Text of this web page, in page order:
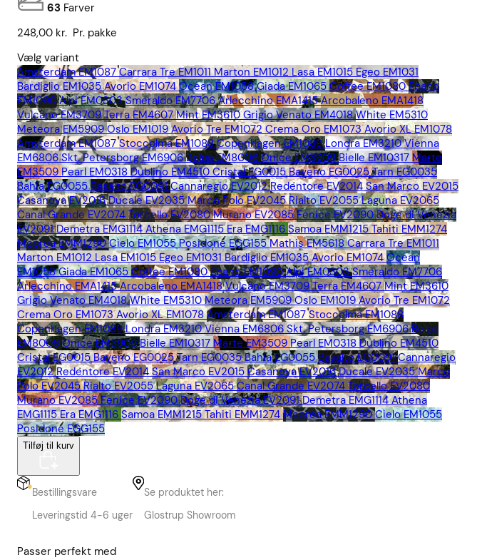
63 Farver
248,00 kr. Pr. pakke
Vælg variant
Amsterdam EM1087 Carrara Tre EM1011 Marton EM1012 Lasa EM1015 Egeo EM1031
Bardiglio EM1035 Avorio EM1074 Ocean EM1058 Giada EM1065 Coffee EM1080 Ebano
EM1090 Alpi EM0303 Smeraldo EM7706 Arlecchino EMA1415 Arcobaleno EMA1418
Vulcano EM3709 Terra EM4607 Mint EM3610 Grigio Venato EM4018 White EM5310
Meteora EM5909 Oslo EM1019 Avorio Tre EM1072 Crema Oro EM1073 Avorio XL EM1078
Amsterdam EM1087 Stoccolma EM1088 Copenhagen EM1089 Londra EM3210 Vienna
EM6806 Skt. Petersborg EM6906 Belpa EM8006 Onice EM3909 Bielle EM10317 Marte
EM3509 Pearl EM0318 Dublino EM4510 Cristal EG0015 Baveno EG0025 Tarn EG0035
Bahia EG0055 Basalto EG0091 Cannaregio EV2012 Redentore EV2014 San Marco EV2015
Casanova EV2016 Ducale EV2035 Marco Polo EV2045 Rialto EV2055 Laguna EV2065
Canal Grande EV2074 Torcello EV2080 Murano EV2085 Fenice EV2090 Doge di Venezia
EV2091 Demetra EMG1114 Athena EMG1115 Era EMG1116 Samoa EMM1215 Tahiti EMM1274
Moorea EMM1290 Cielo EM1055 Posidone EGG155 Mathis EM5618 Carrara Tre EM1011
Marton EM1012 Lasa EM1015 Egeo EM1031 Bardiglio EM1035 Avorio EM1074 Ocean
EM1058 Giada EM1065 Coffee EM1080 Ebano EM1090 Alpi EM0303 Smeraldo EM7706
Arlecchino EMA1415 Arcobaleno EMA1418 Vulcano EM3709 Terra EM4607 Mint EM3610
Grigio Venato EM4018 White EM5310 Meteora EM5909 Oslo EM1019 Avorio Tre EM1072
Crema Oro EM1073 Avorio XL EM1078 Amsterdam EM1087 Stoccolma EM1088
Copenhagen EM1089 Londra EM3210 Vienna EM6806 Skt. Petersborg EM6906 Belpa
EM8006 Onice EM3909 Bielle EM10317 Marte EM3509 Pearl EM0318 Dublino EM4510
Cristal EG0015 Baveno EG0025 Tarn EG0035 Bahia EG0055 Basalto EG0091 Cannaregio
EV2012 Redentore EV2014 San Marco EV2015 Casanova EV2016 Ducale EV2035 Marco
Polo EV2045 Rialto EV2055 Laguna EV2065 Canal Grande EV2074 Torcello EV2080
Murano EV2085 Fenice EV2090 Doge di Venezia EV2091 Demetra EMG1114 Athena
EMG1115 Era EMG1116 Samoa EMM1215 Tahiti EMM1274 Moorea EMM1290 Cielo EM1055
Posidone EGG155
Tilføj til kurv
Bestillingsvare
Leveringstid 4-6 uger
Se produktet her:
Glostrup Showroom
Passer perfekt med